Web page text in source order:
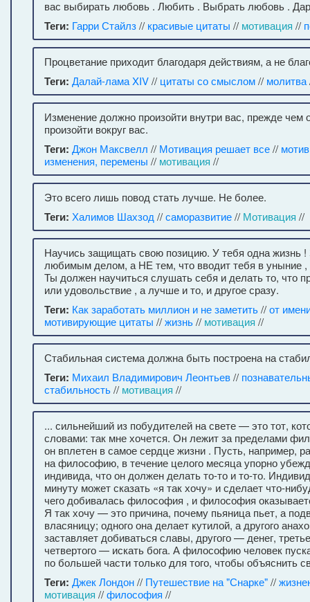
вас выбирать любовь . Любить . Выбрать любовь .
Теги: Гарри Стайлз// красивые цитаты // мотивация //
Процветание приходит благодаря действиям, а не
Теги: Далай-лама XIV// цитаты со смыслом// молитва
Изменение должно произойти внутри вас, прежде чем
произойти вокруг вас.
Теги: Джон Максвелл // Мотивация решает все//
изменения, перемены // мотивация //
Это всего лишь повод стать лучше. Не более.
Теги: Халимов Шахзод //саморазвитие// Мотивация //
Научись защищать свою позицию. У тебя одна жизнь !
любимым делом, а НЕ тем, что вводит тебя в
Ты должен научиться слушать себя и делать то, что
или удовольствие , а лучше и то, и другое сразу.
Теги: Как заработать миллион и не заметить//от
мотивирующие цитаты //жизнь// мотивация //
Стабильная система должна быть построена на
Теги: Михаил Владимирович Леонтьев//
стабильность// мотивация //
... сильнейший из побудителей на свете — это тот,
словами: так мне хочется. Он лежит за пределами
он вплетен в самое сердце жизни . Пусть, например,
на философию, в течение целого месяца упорно
индивида, что он должен делать то-то и то-то.
минуту может сказать «я так хочу» и сделает что-
чего добивалась философия , и философия
Я так хочу — это причина, почему пьяница пьет, а
власяницу; одного она делает кутилой, а другого
заставляет добиваться славы, другого — денег,
четвертого — искать бога. А философию человек
по большей части только для того, чтобы объяснить
Теги: Джек Лондон// Путешествие на "Снарке"//
мотивация //философия //